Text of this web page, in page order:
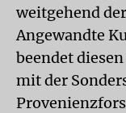
weitgehend
Angewandte
beendet
mit der